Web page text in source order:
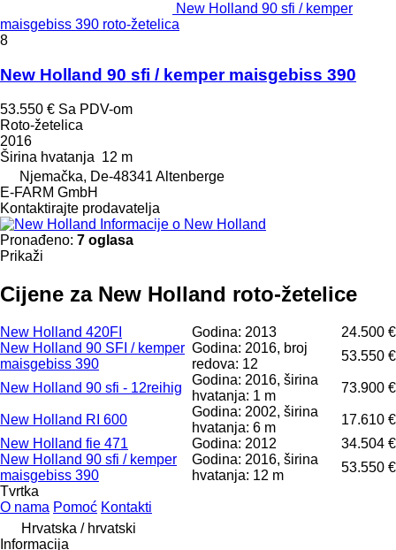
New Holland 90 sfi / kemper
maisgebiss 390 roto-žetelica
8
New Holland 90 sfi / kemper maisgebiss 390
53.550 € Sa PDV-om
Roto-žetelica
2016
Širina hvatanja 12 m
Njemačka, De-48341 Altenberge
E-FARM GmbH
Kontaktirajte prodavatelja
Informacije o New Holland
Pronađeno: 7 oglasa
Prikaži
Cijene za New Holland roto-žetelice
New Holland 420FI Godina: 2013
24.500 €
New Holland 90 SFI / kemper
maisgebiss 390
Godina: 2016, broj
redova: 12
53.550 €
New Holland 90 sfi - 12reihig
Godina: 2016, širina
hvatanja: 1 m
73.900 €
New Holland RI 600
Godina: 2002, širina
hvatanja: 6 m
17.610 €
New Holland fie 471
Godina: 2012
34.504 €
New Holland 90 sfi / kemper
maisgebiss 390
Godina: 2016, širina
hvatanja: 12 m
53.550 €
Tvrtka
O nama Pomoć Kontakti
Hrvatska / hrvatski
Informacija